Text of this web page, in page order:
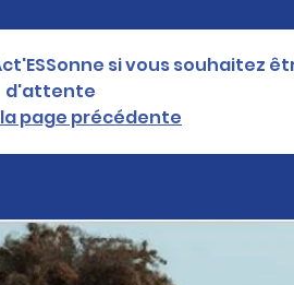
si vous souhaitez
d'attente
page précédente